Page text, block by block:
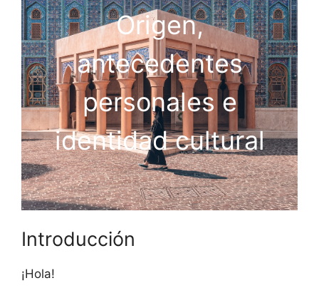
Origen,
antecedentes
personales e
identidad cultural
Introducción
¡Hola!